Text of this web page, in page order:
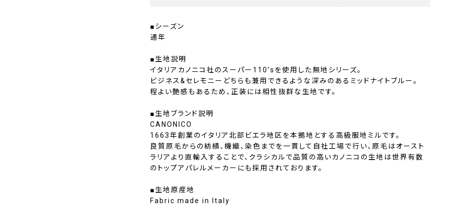
■シーズン
通年
■生地説明
イタリアカノニコ社のスーパー110’sを使用した無地シリーズ。
ビジネス&セレモニーどちらも兼用できるような深みのあるミッドナイトブルー。
程よい艶感もあるため、正装には相性抜群な生地です。
■生地ブランド説明
CANONICO
1663年創業のイタリア北部ビエラ地区を本拠地とする高級服地ミルです。
良質原毛からの紡績、機織、染色までを一貫して自社工場で行い、原毛はオースト
ラリアより直輸入することで、クラシカルで品質の高いカノニコの生地は世界有数
のトップアパレルメーカーにも採用されております。
■生地原産地
Fabric made in Italy